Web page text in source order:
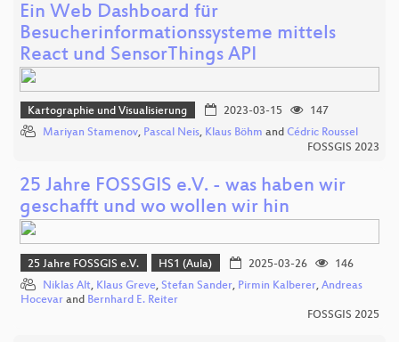
Ein Web Dashboard für
Besucherinformationssysteme mittels
React und SensorThings API
Kartographie und Visualisierung 2023-03-15
147
Mariyan Stamenov, Pascal Neis, Klaus Böhm and Cédric Roussel
FOSSGIS 2023
25 Jahre FOSSGIS e.V. - was haben wir
geschafft und wo wollen wir hin
25 Jahre FOSSGIS e.V. HS1 (Aula) 2025-03-26
146
Niklas Alt, Klaus Greve, Stefan Sander, Pirmin Kalberer, Andreas
Hocevar and Bernhard E. Reiter
FOSSGIS 2025